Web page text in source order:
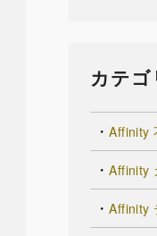
カテゴ
Affinity
Affinity
Affinity